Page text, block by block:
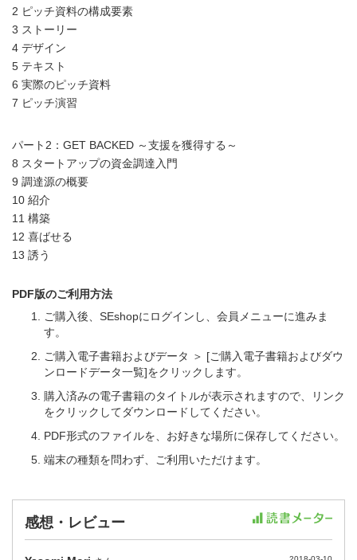
2 ピッチ資料の構成要素
3 ストーリー
4 デザイン
5 テキスト
6 実際のピッチ資料
7 ピッチ演習
パート2：GET BACKED ～支援を獲得する～
8 スタートアップの資金調達入門
9 調達源の概要
10 紹介
11 構築
12 喜ばせる
13 誘う
PDF版のご利用方法
ご購入後、SEshopにログインし、会員メニューに進みま
す。
ご購入電子書籍およびデータ ＞ [ご購入電子書籍およびダウ
ンロードデータ一覧]をクリックします。
購入済みの電子書籍のタイトルが表示されますので、リンク
をクリックしてダウンロードしてください。
PDF形式のファイルを、お好きな場所に保存してください。
端末の種類を問わず、ご利用いただけます。
感想・レビュー